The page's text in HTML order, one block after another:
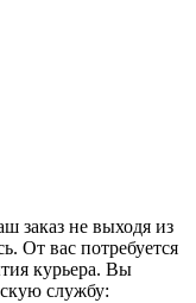
заказ не выходя из
От вас потребуется
курьера. Вы
службу: